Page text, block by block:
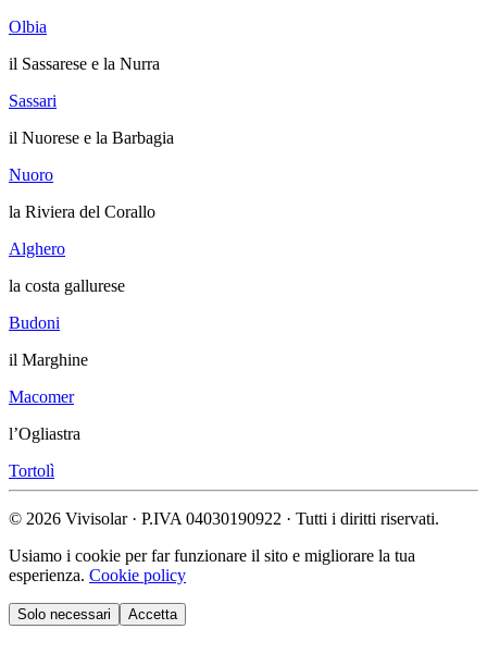
Olbia
il Sassarese e la Nurra
Sassari
il Nuorese e la Barbagia
Nuoro
la Riviera del Corallo
Alghero
la costa gallurese
Budoni
il Marghine
Macomer
l’Ogliastra
Tortolì
© 2026 Vivisolar · P.IVA 04030190922 · Tutti i diritti riservati.
Usiamo i cookie per far funzionare il sito e migliorare la tua
esperienza. Cookie policy
Solo necessari Accetta